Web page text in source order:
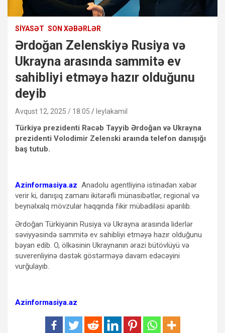
SIYASƏT SON XƏBƏRLƏR
Ərdoğan Zelenskiyə Rusiya və
Ukrayna arasında sammitə ev
sahibliyi etməyə hazır olduğunu
deyib
Avqust 12, 2025 / 18:05 leylakamil
Türkiyə prezidenti Rəcəb Tayyib Ərdoğan və Ukrayna
prezidenti Volodimir Zelenski araında telefon danışığı
baş tutub.
Azinformasiya.az Anadolu agentliyinə istinadən xəbər
verir ki, danışıq zamanı ikitərəfli münasibətlər, regional və
beynəlxalq mövzular haqqında fikir mübadiləsi aparılıb.
Ərdoğan Türkiyənin Rusiya və Ukrayna arasında liderlər
səviyyəsində sammitə ev sahibliyi etməyə hazır olduğunu
bəyan edib. O, ölkəsinin Ukraynanın ərazi bütövlüyü və
suverenliyinə dəstək göstərməyə davam edəcəyini
vurğulayıb.
Azinformasiya.az